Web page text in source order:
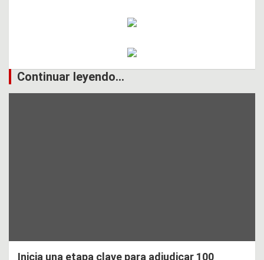
Continuar leyendo...
Inicia una etapa clave para adjudicar 100